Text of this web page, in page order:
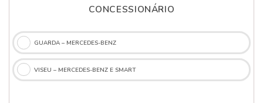
CONCESSIONÁRIO
GUARDA – MERCEDES-BENZ
VISEU – MERCEDES-BENZ E SMART